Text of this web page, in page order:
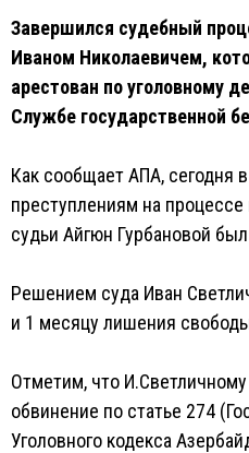
Завершился судебный
Иваном Николаевичем,
арестован по уголовному
Службе государственной
Как сообщает АПА, сегодня
преступлениям на
судьи Айгюн Гурбановой
Решением суда Иван
и 1 месяцу лишения
Отметим, что
обвинение по статье 274
Уголовного кодекса